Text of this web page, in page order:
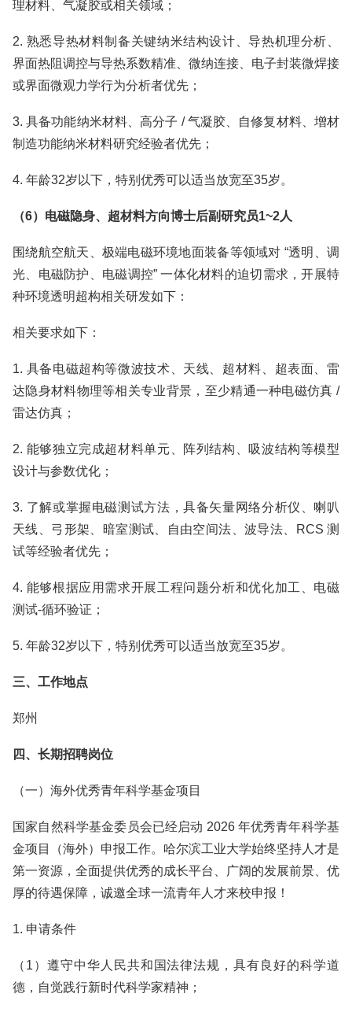
理材料、气凝胶或相关领域；
2. 熟悉导热材料制备关键纳米结构设计、导热机理分析、
界面热阻调控与导热系数精准、微纳连接、电子封装微焊接
或界面微观力学行为分析者优先；
3. 具备功能纳米材料、高分子 / 气凝胶、自修复材料、增材
制造功能纳米材料研究经验者优先；
4. 年龄32岁以下，特别优秀可以适当放宽至35岁。
（6）电磁隐身、超材料方向博士后副研究员1~2人
围绕航空航天、极端电磁环境地面装备等领域对 “透明、调
光、电磁防护、电磁调控” 一体化材料的迫切需求，开展特
种环境透明超构相关研发如下：
相关要求如下：
1. 具备电磁超构等微波技术、天线、超材料、超表面、雷
达隐身材料物理等相关专业背景，至少精通一种电磁仿真 /
雷达仿真；
2. 能够独立完成超材料单元、阵列结构、吸波结构等模型
设计与参数优化；
3. 了解或掌握电磁测试方法，具备矢量网络分析仪、喇叭
天线、弓形架、暗室测试、自由空间法、波导法、RCS 测
试等经验者优先；
4. 能够根据应用需求开展工程问题分析和优化加工、电磁
测试-循环验证；
5. 年龄32岁以下，特别优秀可以适当放宽至35岁。
三、工作地点
郑州
四、长期招聘岗位
（一）海外优秀青年科学基金项目
国家自然科学基金委员会已经启动 2026 年优秀青年科学基
金项目（海外）申报工作。哈尔滨工业大学始终坚持人才是
第一资源，全面提供优秀的成长平台、广阔的发展前景、优
厚的待遇保障，诚邀全球一流青年人才来校申报！
1. 申请条件
（1）遵守中华人民共和国法律法规，具有良好的科学道
德，自觉践行新时代科学家精神；